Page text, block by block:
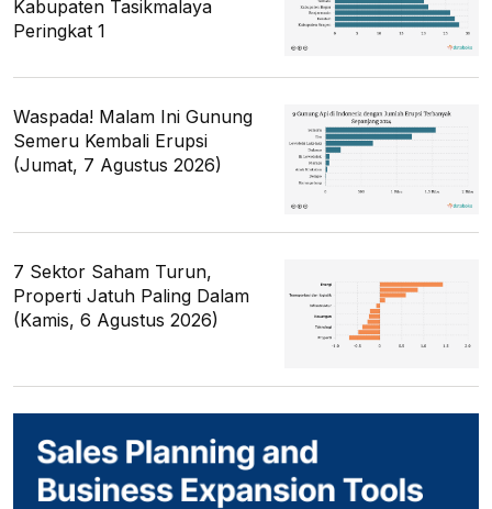
Kabupaten Tasikmalaya
Peringkat 1
Waspada! Malam Ini Gunung
Semeru Kembali Erupsi
(Jumat, 7 Agustus 2026)
7 Sektor Saham Turun,
Properti Jatuh Paling Dalam
(Kamis, 6 Agustus 2026)